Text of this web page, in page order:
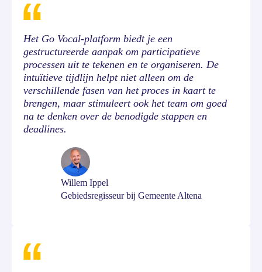
Het Go Vocal-platform biedt je een
gestructureerde aanpak om participatieve
processen uit te tekenen en te organiseren. De
intuïtieve tijdlijn helpt niet alleen om de
verschillende fasen van het proces in kaart te
brengen, maar stimuleert ook het team om goed
na te denken over de benodigde stappen en
deadlines.
Willem Ippel
Gebiedsregisseur bij Gemeente Altena